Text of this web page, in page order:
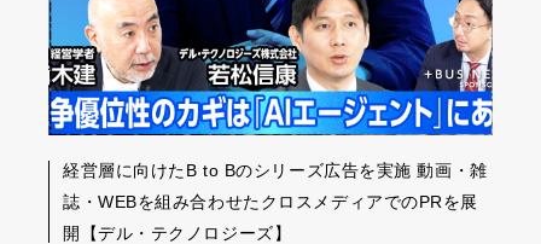
経営層に向けたB to Bのシリーズ広告を実施 動画・雑
誌・WEBを組み合わせたクロスメディアでのPRを展
開【デル・テクノロジーズ】